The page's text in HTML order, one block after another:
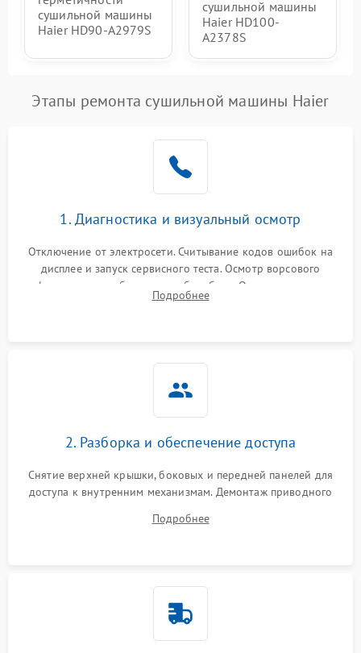
сушильной машины
Haier HD90-A2979S
сушильной машины
Haier HD100-
A2378S
Этапы ремонта сушильной машины Haier
1. Диагностика и визуальный осмотр
Отключение от электросети. Считывание кодов ошибок на
дисплее и запуск сервисного теста. Осмотр ворсового
фильтра, теплообменника и барабана. Опрос клиента о
неисправностях (не сушит, не крутит барабан, сильно шумит
Подробнее
2. Разборка и обеспечение доступа
Снятие верхней крышки, боковых и передней панелей для
доступа к внутренним механизмам. Демонтаж приводного
Обеспечение свободного доступа к ТЭНу, компрессору,
Подробнее